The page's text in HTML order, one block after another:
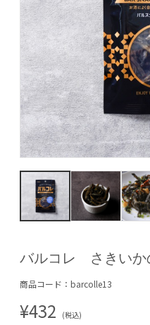
バルコレ さきいか
商品コード：barcolle13
¥432 (税込)